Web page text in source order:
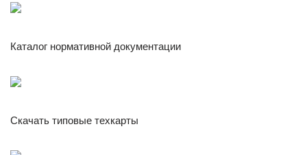
Каталог нормативной документации
Скачать типовые техкарты